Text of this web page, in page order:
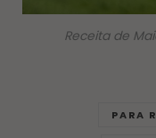
Receita de
PARA